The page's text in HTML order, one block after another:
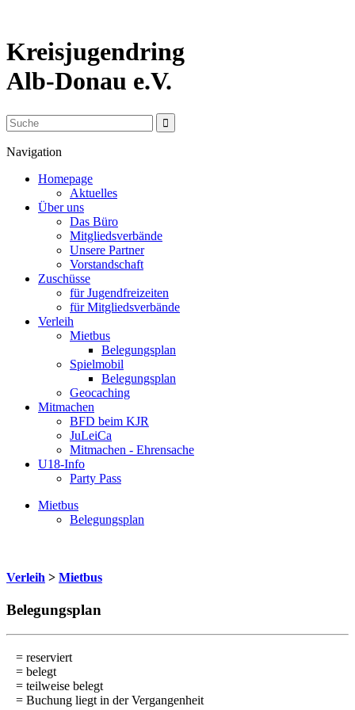
Kreisjugendring
Alb-Donau e.V.
Navigation
Homepage
Aktuelles
Über uns
Das Büro
Mitgliedsverbände
Unsere Partner
Vorstandschaft
Zuschüsse
für Jugendfreizeiten
für Mitgliedsverbände
Verleih
Mietbus
Belegungsplan
Spielmobil
Belegungsplan
Geocaching
Mitmachen
BFD beim KJR
JuLeiCa
Mitmachen - Ehrensache
U18-Info
Party Pass
Mietbus
Belegungsplan
Verleih > Mietbus
Belegungsplan
= reserviert
= belegt
= teilweise belegt
= Buchung liegt in der Vergangenheit